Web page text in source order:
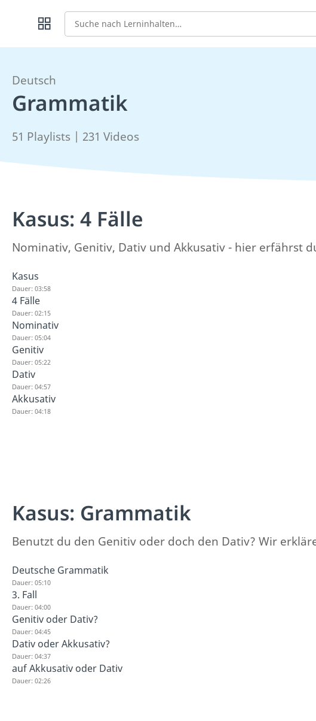
Suche
Deutsch
Grammatik
51 Playlists | 231 Videos
Kasus: 4 Fälle
Nominativ, Genitiv, Dativ und Akkusativ - hier erfährst
Kasus
Dauer: 03:58
4 Fälle
Dauer: 02:15
Nominativ
Dauer: 05:04
Genitiv
Dauer: 05:22
Dativ
Dauer: 04:57
Akkusativ
Dauer: 04:18
Kasus: Grammatik
Benutzt du den Genitiv oder doch den Dativ? Wir
Deutsche Grammatik
Dauer: 05:10
3. Fall
Dauer: 04:00
Genitiv oder Dativ?
Dauer: 04:45
Dativ oder Akkusativ?
Dauer: 04:37
auf Akkusativ oder Dativ
Dauer: 02:26